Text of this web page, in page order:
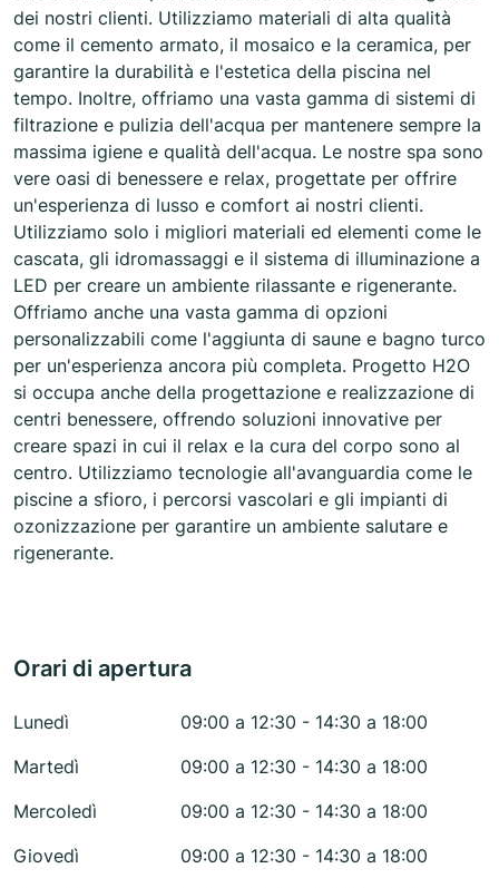
dei nostri clienti. Utilizziamo materiali di alta qualità
come il cemento armato, il mosaico e la ceramica, per
garantire la durabilità e l'estetica della piscina nel
tempo. Inoltre, offriamo una vasta gamma di sistemi di
filtrazione e pulizia dell'acqua per mantenere sempre la
massima igiene e qualità dell'acqua. Le nostre spa sono
vere oasi di benessere e relax, progettate per offrire
un'esperienza di lusso e comfort ai nostri clienti.
Utilizziamo solo i migliori materiali ed elementi come le
cascata, gli idromassaggi e il sistema di illuminazione a
LED per creare un ambiente rilassante e rigenerante.
Offriamo anche una vasta gamma di opzioni
personalizzabili come l'aggiunta di saune e bagno turco
per un'esperienza ancora più completa. Progetto H2O
si occupa anche della progettazione e realizzazione di
centri benessere, offrendo soluzioni innovative per
creare spazi in cui il relax e la cura del corpo sono al
centro. Utilizziamo tecnologie all'avanguardia come le
piscine a sfioro, i percorsi vascolari e gli impianti di
ozonizzazione per garantire un ambiente salutare e
rigenerante.
Orari di apertura
Lunedì
09:00 a 12:30 - 14:30 a 18:00
Martedì
09:00 a 12:30 - 14:30 a 18:00
Mercoledì
09:00 a 12:30 - 14:30 a 18:00
Giovedì
09:00 a 12:30 - 14:30 a 18:00